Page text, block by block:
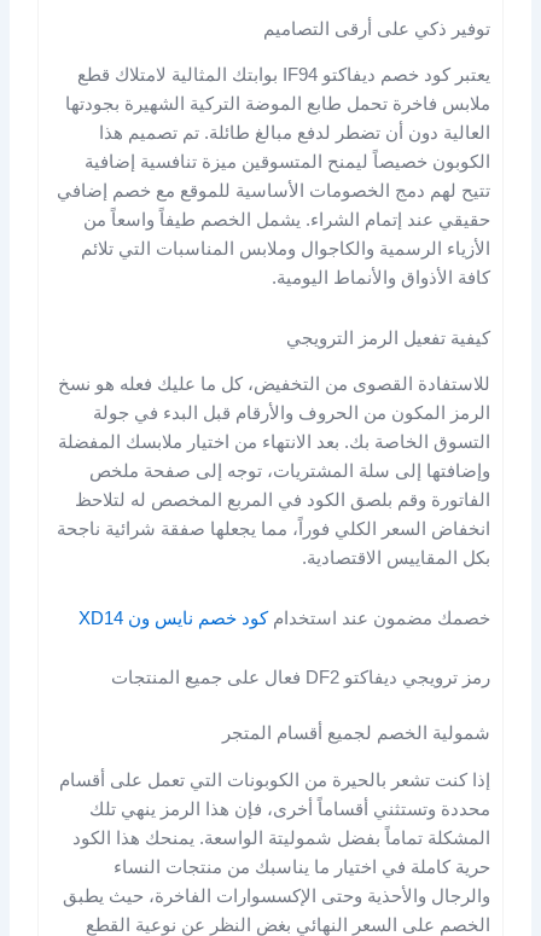
توفير ذكي على أرقى التصاميم
يعتبر كود خصم ديفاكتو IF94 بوابتك المثالية لامتلاك قطع
ملابس فاخرة تحمل طابع الموضة التركية الشهيرة بجودتها
العالية دون أن تضطر لدفع مبالغ طائلة. تم تصميم هذا
الكوبون خصيصاً ليمنح المتسوقين ميزة تنافسية إضافية
تتيح لهم دمج الخصومات الأساسية للموقع مع خصم إضافي
حقيقي عند إتمام الشراء. يشمل الخصم طيفاً واسعاً من
الأزياء الرسمية والكاجوال وملابس المناسبات التي تلائم
كافة الأذواق والأنماط اليومية.
كيفية تفعيل الرمز الترويجي
للاستفادة القصوى من التخفيض، كل ما عليك فعله هو نسخ
الرمز المكون من الحروف والأرقام قبل البدء في جولة
التسوق الخاصة بك. بعد الانتهاء من اختيار ملابسك المفضلة
وإضافتها إلى سلة المشتريات، توجه إلى صفحة ملخص
الفاتورة وقم بلصق الكود في المربع المخصص له لتلاحظ
انخفاض السعر الكلي فوراً، مما يجعلها صفقة شرائية ناجحة
بكل المقاييس الاقتصادية.
خصمك مضمون عند استخدامكود خصم نايس ون XD14
رمز ترويجي ديفاكتو DF2 فعال على جميع المنتجات
شمولية الخصم لجميع أقسام المتجر
إذا كنت تشعر بالحيرة من الكوبونات التي تعمل على أقسام
محددة وتستثني أقساماً أخرى، فإن هذا الرمز ينهي تلك
المشكلة تماماً بفضل شموليتة الواسعة. يمنحك هذا الكود
حرية كاملة في اختيار ما يناسبك من منتجات النساء
والرجال والأحذية وحتى الإكسسوارات الفاخرة، حيث يطبق
الخصم على السعر النهائي بغض النظر عن نوعية القطع